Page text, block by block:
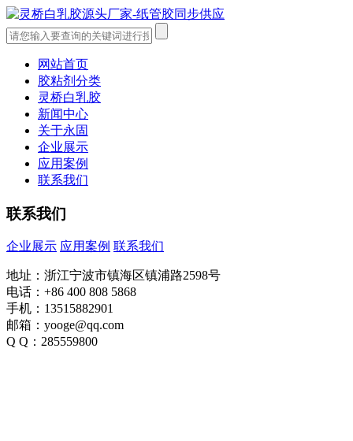
网站首页
胶粘剂分类
灵桥白乳胶
新闻中心
关于永固
企业展示
应用案例
联系我们
联系我们
企业展示 应用案例 联系我们
地址：浙江宁波市镇海区镇浦路2598号
电话：+86 400 808 5868
手机：13515882901
邮箱：yooge@qq.com
Q Q：285559800